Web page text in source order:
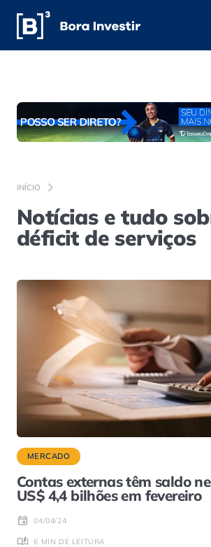
INÍCIO
Notícias e tudo
déficit de serviços
MERCADO
Contas externas têm saldo
US$ 4,4 bilhões em fevereiro
04/04/24
6 MIN DE LEITURA